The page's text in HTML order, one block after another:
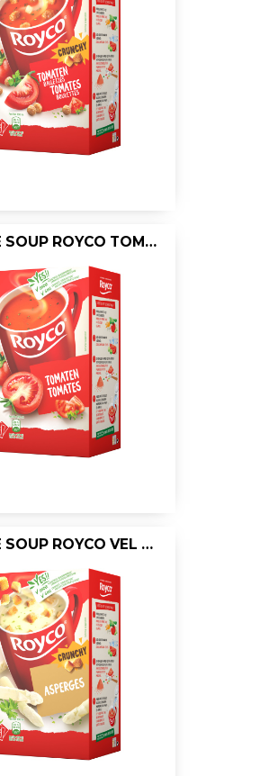
MINUTE SOUP ROYCO TOMAAT 200ML/25
MINUTE SOUP ROYCO VEL ASPERGES 200ML/20